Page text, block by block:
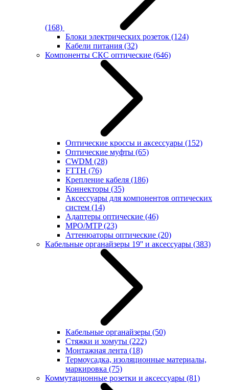
(168)
Блоки электрических розеток (124)
Кабели питания (32)
Компоненты СКС оптические (646)
Оптические кроссы и аксессуары (152)
Оптические муфты (65)
CWDM (28)
FTTH (76)
Крепление кабеля (186)
Коннекторы (35)
Аксессуары для компонентов оптических
систем (14)
Адаптеры оптические (46)
MPO/MTP(23)
Аттенюаторы оптические (20)
Кабельные органайзеры 19'' и аксессуары (383)
Кабельные органайзеры (50)
Стяжки и хомуты (222)
Монтажная лента (18)
Термоусадка, изоляционные материалы,
маркировка (75)
Коммутационные розетки и аксессуары (81)